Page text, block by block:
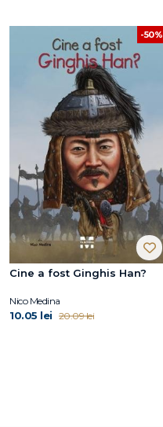
-50%
Cine a fost Ginghis Han?
Nico Medina
10.05 lei 20.09 lei